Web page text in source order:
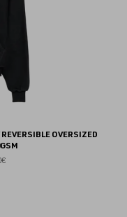
OVERSIZED